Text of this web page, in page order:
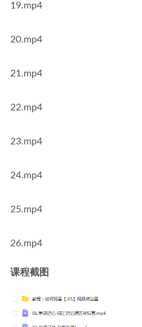
19.mp4
20.mp4
21.mp4
22.mp4
23.mp4
24.mp4
25.mp4
26.mp4
课程截图